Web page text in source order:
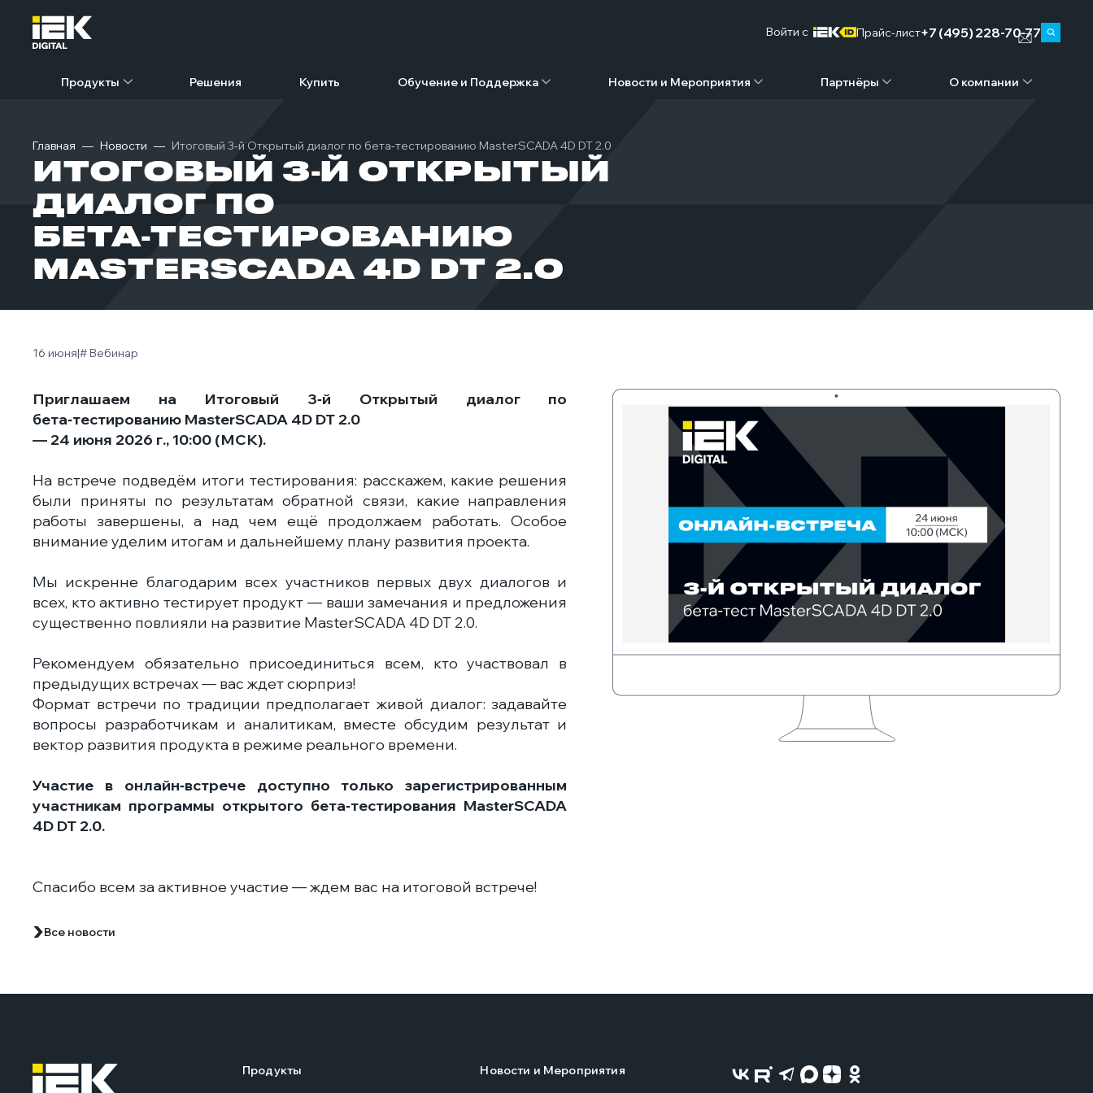
Войти c Прайс-лист+7 (495) 228-70-77
Продукты Решения Купить Обучение и Поддержка Новости и Мероприятия Партнёры О компании
Главная Новости Итоговый 3‑й Открытый диалог по бета‑тестированию MasterSCADA 4D DT 2.0
ИТОГОВЫЙ 3‑Й ОТКРЫТЫЙ
ДИАЛОГ ПО
БЕТА‑ТЕСТИРОВАНИЮ
MASTERSCADA 4D DT 2.0
16 июня|# Вебинар
Приглашаем на Итоговый 3‑й Открытый диалог по
бета‑тестированию MasterSCADA 4D DT 2.0
— 24 июня 2026 г., 10:00 (МСК).
На встрече подведём итоги тестирования: расскажем, какие решения
были приняты по результатам обратной связи, какие направления
работы завершены, а над чем ещё продолжаем работать. Особое
внимание уделим итогам и дальнейшему плану развития проекта.
Мы искренне благодарим всех участников первых двух диалогов и
всех, кто активно тестирует продукт — ваши замечания и предложения
существенно повлияли на развитие MasterSCADA 4D DT 2.0.
Рекомендуем обязательно присоединиться всем, кто участвовал в
предыдущих встречах — вас ждет сюрприз!
Формат встречи по традиции предполагает живой диалог: задавайте
вопросы разработчикам и аналитикам, вместе обсудим результат и
вектор развития продукта в режиме реального времени.
Участие в онлайн‑встрече доступно только зарегистрированным
участникам программы открытого бета‑тестирования MasterSCADA
4D DT 2.0.
Спасибо всем за активное участие — ждем вас на итоговой встрече!
Все новости
Продукты
Новости и Мероприятия